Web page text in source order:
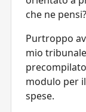
che ne pensi?
Purtroppo
mio
modulo per
spese.